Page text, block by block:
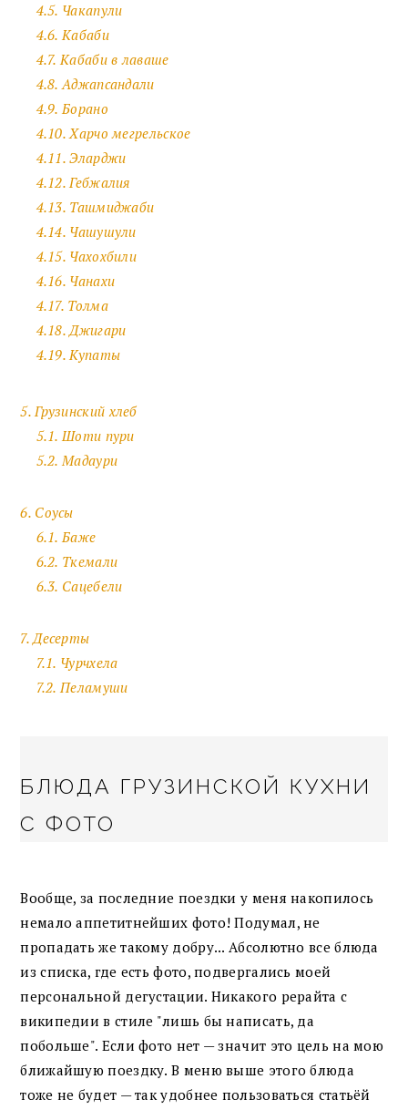
4.5. Чакапули
4.6. Кабаби
4.7. Кабаби в лаваше
4.8. Аджапсандали
4.9. Борано
4.10. Харчо мегрельское
4.11. Эларджи
4.12. Гебжалия
4.13. Ташмиджаби
4.14. Чашушули
4.15. Чахохбили
4.16. Чанахи
4.17. Толма
4.18. Джигари
4.19. Купаты
5. Грузинский хлеб
5.1. Шоти пури
5.2. Мадаури
6. Соусы
6.1. Баже
6.2. Ткемали
6.3. Сацебели
7. Десерты
7.1. Чурчхела
7.2. Пеламуши
БЛЮДА ГРУЗИНСКОЙ КУХНИ
С ФОТО
Вообще, за последние поездки у меня накопилось
немало аппетитнейших фото! Подумал, не
пропадать же такому добру... Абсолютно все блюда
из списка, где есть фото, подвергались моей
персональной дегустации. Никакого рерайта с
википедии в стиле "лишь бы написать, да
побольше". Если фото нет — значит это цель на мою
ближайшую поездку. В меню выше этого блюда
тоже не будет — так удобнее пользоваться статьёй